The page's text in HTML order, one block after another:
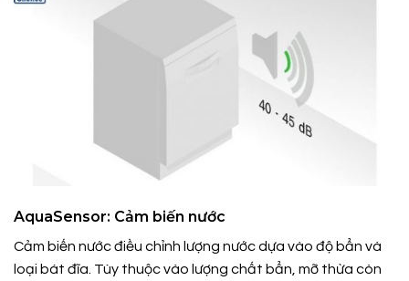
AquaSensor: Cảm biến nước
Cảm biến nước điều chỉnh lượng nước dựa vào độ bẩn và
loại bát đĩa. Tùy thuộc vào lượng chất bẩn, mỡ thừa còn